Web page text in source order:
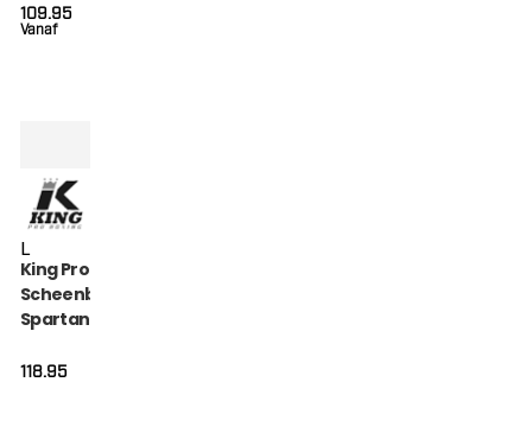
Vanaf
109.95
L
King Pro Boxing
Scheenbeschermers
Spartan (KPB-SG-
118.95